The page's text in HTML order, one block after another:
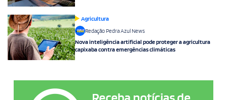
Agricultura
Redação Pedra Azul News
Nova inteligência artificial pode proteger a agricultura
capixaba contra emergências climáticas